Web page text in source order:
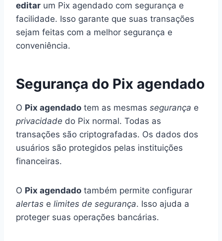
editar um Pix agendado com segurança e
facilidade. Isso garante que suas transações
sejam feitas com a melhor segurança e
conveniência.
Segurança do Pix agendado
O Pix agendado tem as mesmas segurança e
privacidade do Pix normal. Todas as
transações são criptografadas. Os dados dos
usuários são protegidos pelas instituições
financeiras.
O Pix agendado também permite configurar
alertas e limites de segurança. Isso ajuda a
proteger suas operações bancárias.